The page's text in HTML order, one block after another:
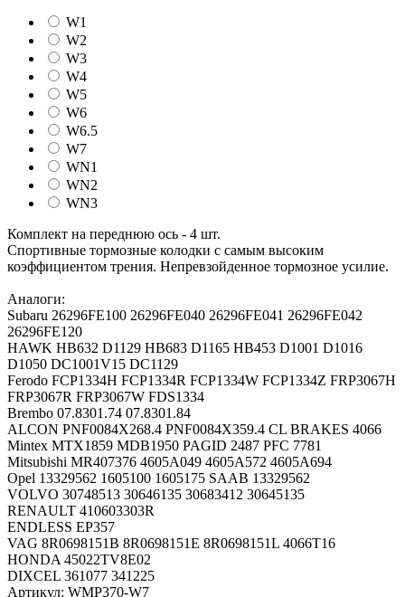
W1
W2
W3
W4
W5
W6
W6.5
W7
WN1
WN2
WN3
Комплект на переднюю ось - 4 шт.
Спортивные тормозные колодки c самым высоким
коэффициентом трения. Непревзойденное тормозное усилие.
Аналоги:
Subaru 26296FE100 26296FE040 26296FE041 26296FE042
26296FE120
HAWK HB632 D1129 HB683 D1165 HB453 D1001 D1016
D1050 DC1001V15 DC1129
Ferodo FCP1334H FCP1334R FCP1334W FCP1334Z FRP3067H
FRP3067R FRP3067W FDS1334
Brembo 07.8301.74 07.8301.84
ALCON PNF0084X268.4 PNF0084X359.4 CL BRAKES 4066
Mintex MTX1859 MDB1950 PAGID 2487 PFC 7781
Mitsubishi MR407376 4605A049 4605A572 4605A694
Opel 13329562 1605100 1605175 SAAB 13329562
VOLVO 30748513 30646135 30683412 30645135
RENAULT 410603303R
ENDLESS EP357
VAG 8R0698151B 8R0698151E 8R0698151L 4066T16
HONDA 45022TV8E02
DIXCEL 361077 341225
Артикул: WMP370-W7